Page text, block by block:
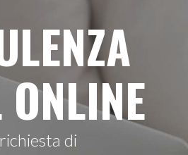
ONLINE
di